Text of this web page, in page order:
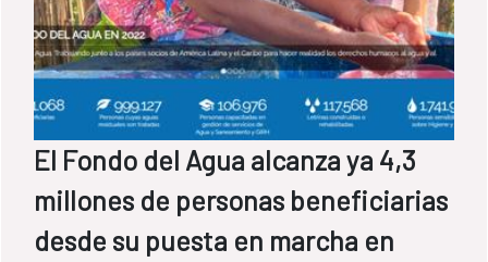
El Fondo del Agua alcanza ya 4,3
millones de personas beneficiarias
desde su puesta en marcha en